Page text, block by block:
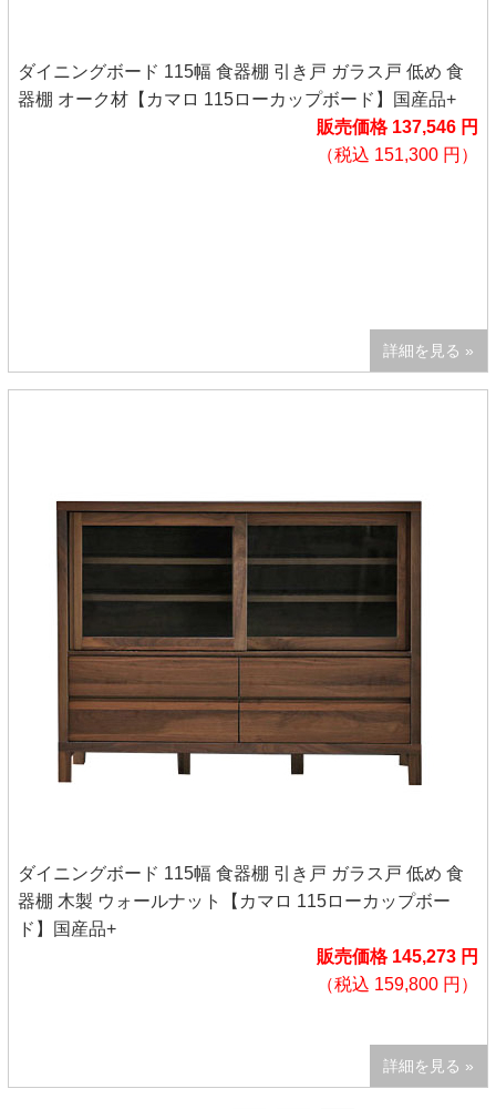
ダイニングボード 115幅 食器棚 引き戸 ガラス戸 低め 食
器棚 オーク材【カマロ 115ローカップボード】国産品+
販売価格 137,546 円
（税込 151,300 円）
詳細を見る »
ダイニングボード 115幅 食器棚 引き戸 ガラス戸 低め 食
器棚 木製 ウォールナット【カマロ 115ローカップボー
ド】国産品+
販売価格 145,273 円
（税込 159,800 円）
詳細を見る »